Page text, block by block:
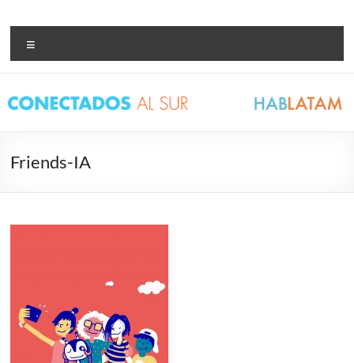
contenido
Conectados al Sur –
Hablatam
Bienvenidxs!
Friends-IA